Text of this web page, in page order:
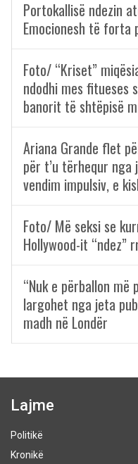
Portokallisë ndezin
Emocionesh të
Foto/ “Kriset”
ndodhi mes fitueses
banorit të shtëpisë
Ariana Grande flet
për t’u tërhequr nga
vendim impulsiv, e
Foto/ Më seksi se
Hollywood-it
“Nuk e përballon më
largohet nga jeta
madh në Londër
Lajme
Politikë
Kronikë